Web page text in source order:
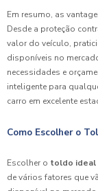
Em resumo, as
Desde a proteção
valor do veículo,
disponíveis no
necessidades e
inteligente para
carro em excelente
Como Escolher o
Escolher o toldo ideal
de vários fatores que